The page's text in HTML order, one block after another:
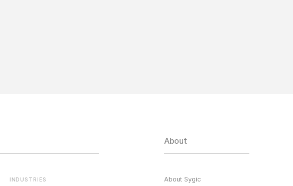
INDUSTRIES
About
About Sygic